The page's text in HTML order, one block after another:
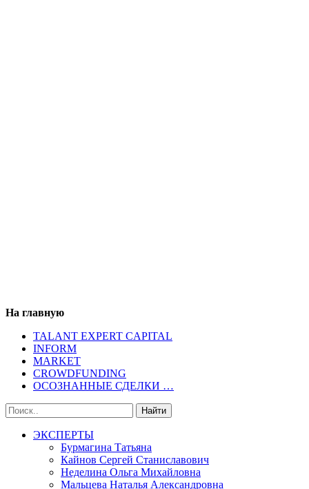
На главную
TALANT EXPERT CAPITAL
INFORM
MARKET
CROWDFUNDING
ОСОЗНАННЫЕ СДЕЛКИ …
ЭКСПЕРТЫ
Бурмагина Татьяна
Кайнов Сергей Станиславович
Неделина Ольга Михайловна
Мальцева Наталья Александровна